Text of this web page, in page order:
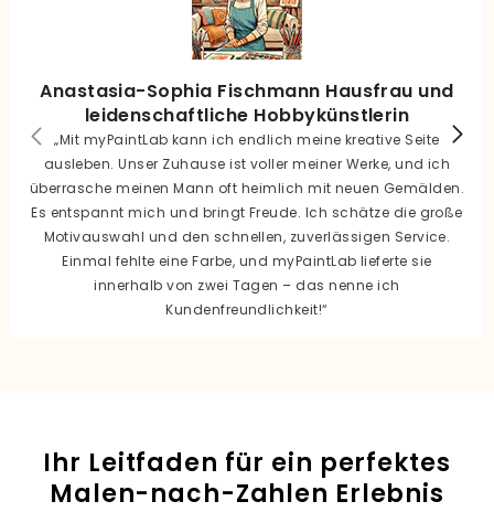
Anastasia-Sophia Fischmann Hausfrau und
leidenschaftliche Hobbykünstlerin
„Mit myPaintLab kann ich endlich meine kreative Seite
ausleben. Unser Zuhause ist voller meiner Werke, und ich
überrasche meinen Mann oft heimlich mit neuen Gemälden.
Es entspannt mich und bringt Freude. Ich schätze die große
Motivauswahl und den schnellen, zuverlässigen Service.
Einmal fehlte eine Farbe, und myPaintLab lieferte sie
innerhalb von zwei Tagen – das nenne ich
Kundenfreundlichkeit!“
Ihr Leitfaden für ein perfektes
Malen-nach-Zahlen Erlebnis